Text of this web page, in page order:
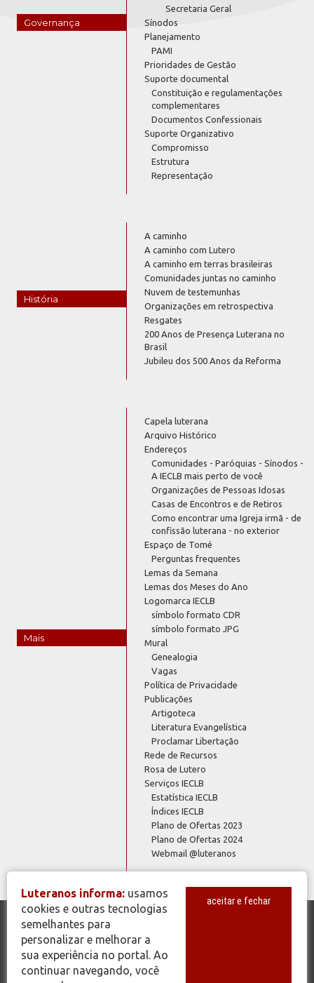
Governança
Secretaria Geral
Sínodos
Planejamento
PAMI
Prioridades de Gestão
Suporte documental
Constituição e regulamentações
complementares
Documentos Confessionais
Suporte Organizativo
Compromisso
Estrutura
Representação
História
A caminho
A caminho com Lutero
A caminho em terras brasileiras
Comunidades juntas no caminho
Nuvem de testemunhas
Organizações em retrospectiva
Resgates
200 Anos de Presença Luterana no
Brasil
Jubileu dos 500 Anos da Reforma
Mais
Capela luterana
Arquivo Histórico
Endereços
Comunidades - Paróquias - Sínodos -
A IECLB mais perto de você
Organizações de Pessoas Idosas
Casas de Encontros e de Retiros
Como encontrar uma Igreja irmã - de
confissão luterana - no exterior
Espaço de Tomé
Perguntas frequentes
Lemas da Semana
Lemas dos Meses do Ano
Logomarca IECLB
símbolo formato CDR
símbolo formato JPG
Mural
Genealogia
Vagas
Política de Privacidade
Publicações
Artigoteca
Literatura Evangelística
Proclamar Libertação
Rede de Recursos
Rosa de Lutero
Serviços IECLB
Estatística IECLB
Índices IECLB
Plano de Ofertas 2023
Plano de Ofertas 2024
Webmail @luteranos
© Copyright 2026 - Todos os Direitos Reservados - IECLB - Igreja
Evangélica de Confissão Luterana no Brasil - Portal Luteranos -
www.luteranos.com.br
Luteranos informa: usamos
cookies e outras tecnologias
semelhantes para
personalizar e melhorar a
sua experiência no portal. Ao
continuar navegando, você
aceitar e fechar